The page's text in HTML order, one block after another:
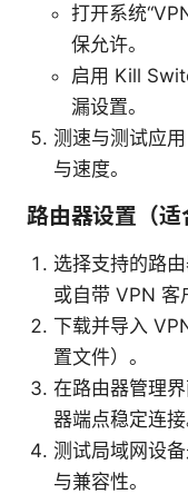
打开系统
保允许。
启用 Kill
漏设置。
测速与测试应
与速度。
路由器设置（适
选择支持的路
或自带 VPN 客
下载并导入
置文件）。
在路由器管理
器端点稳定连接
测试局域网设
与兼容性。